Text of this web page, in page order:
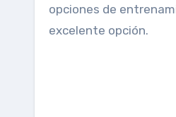
opciones de
excelente opción.